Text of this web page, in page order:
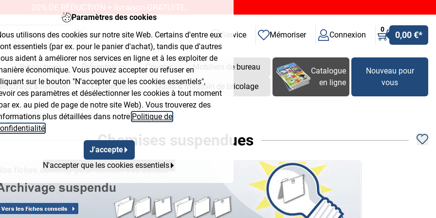
Paramètres des cookies
utilisons des cookies sur notre site Web. Certains d'entre eux
essentiels (par ex. pour le panier d'achat), tandis que d'autres
aident à améliorer nos services en ligne et à les exploiter de
économique. Vous pouvez accepter ou refuser en
sur le bouton "N'accepter que les cookies essentiels",
ces paramètres et désélectionner les cookies à tout moment
ex. au pied de page de notre site Web). Vous trouverez des
plus détaillées dans notre Politique de
J'accepte
N'accepter que les cookies essentiels
20% DE RÉDUCTION + livraison GRATUITE.
Service Mémoriser Connexion
0
0,00 €*
Bureautique Présentation Courrier Mobiliers de bureau
& hygiène Équipement Outils & magasin de bricolage
Catalogue
en ligne
Nouveau pour
vous
Button 2
suspendues Breadcrumb Flyout Button 3
Chemises suspendues